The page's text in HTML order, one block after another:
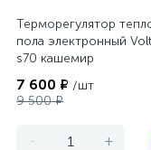
Терморегулятор
пола электронный
s70 кашемир
7 600 ₽ /шт
9 500 ₽
- +